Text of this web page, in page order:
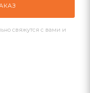
свяжутся с вами и